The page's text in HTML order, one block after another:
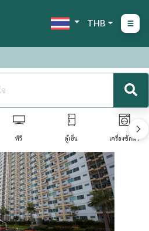
THB
ทีวี ตู้เย็น เครื่องซักผ้า